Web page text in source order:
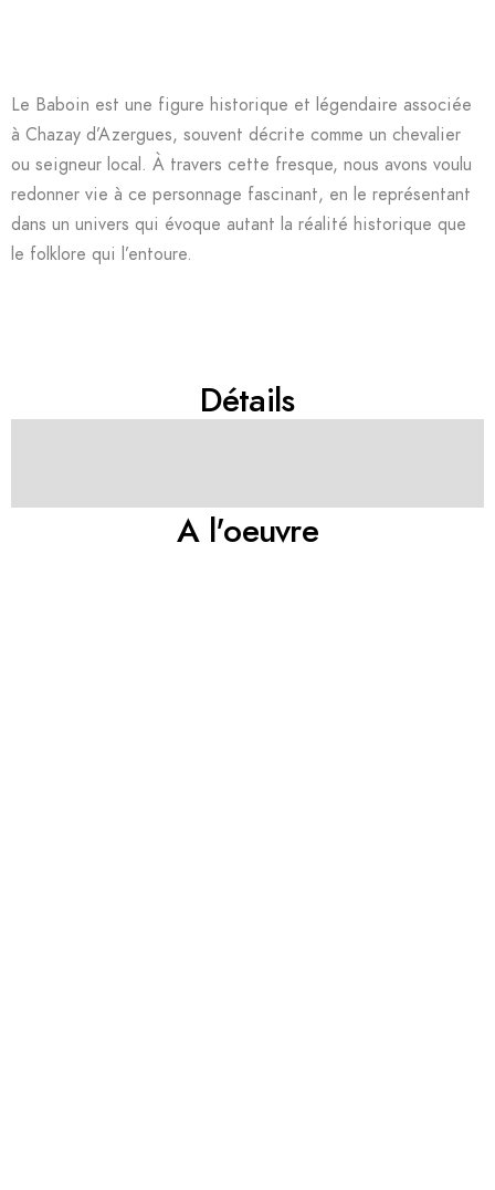
Le Baboin est une figure historique et légendaire associée
à Chazay d’Azergues, souvent décrite comme un chevalier
ou seigneur local. À travers cette fresque, nous avons voulu
redonner vie à ce personnage fascinant, en le représentant
dans un univers qui évoque autant la réalité historique que
le folklore qui l’entoure.
Détails
A l'oeuvre